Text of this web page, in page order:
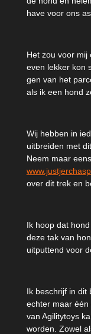
have voor ons
Het zou voor mij
even lekker kon
gen van het
als ik een hond
Wij hebben in
uitbreiden met
Neem maar
over dit trek en
Ik hoop dat
deze tak van
uitputtend voor
Ik beschrijf in dit
echter maar één
van Agilitytoys
worden. Zowel